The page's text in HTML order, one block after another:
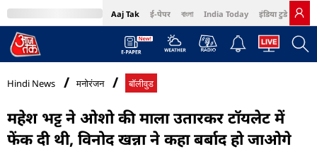
Aaj Tak ई-पेपर বাংলা India Today इंडिया टुडे हिंदी
MumbaiTak Cosmopolitan Harper's Bazaar Northeast
Hindi News मनोरंजन बॉलीवुड
महेश भट्ट ने ओशो की माला उतारकर टॉयलेट में
फेंक दी थी, विनोद खन्ना ने कहा बर्बाद हो जाओगे